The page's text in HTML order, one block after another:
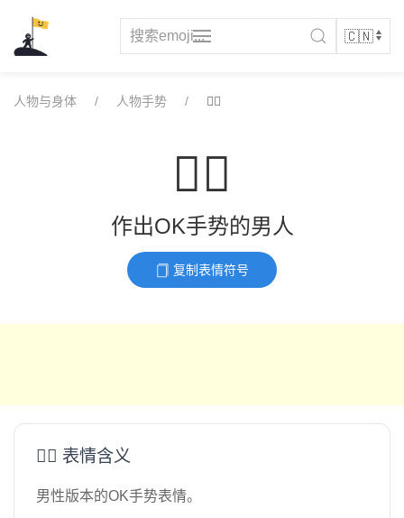
content
人物与身体 人物手势 🙆‍♂️
🙆‍♂️
作出OK手势的男人
复制表情符号
🙆‍♂️ 表情含义
男性版本的OK手势表情。